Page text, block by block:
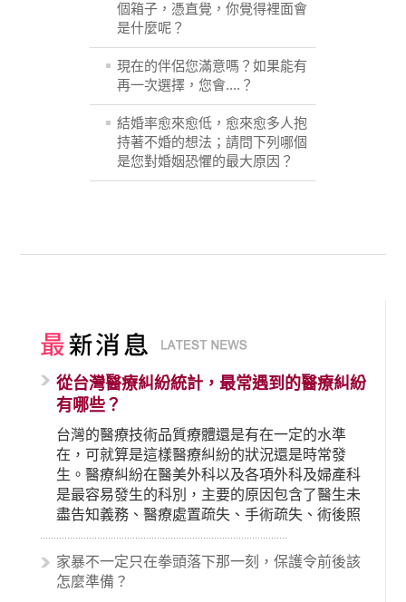
個箱子，憑直覺，你覺得裡面會
是什麼呢？
現在的伴侶您滿意嗎？如果能有
再一次選擇，您會....？
結婚率愈來愈低，愈來愈多人抱
持著不婚的想法；請問下列哪個
是您對婚姻恐懼的最大原因？
從台灣醫療糾紛統計，最常遇到的醫療糾紛
有哪些？
台灣的醫療技術品質療體還是有在一定的水準
在，可就算是這樣醫療糾紛的狀況還是時常發
生。醫療糾紛在醫美外科以及各項外科及婦產科
是最容易發生的科別，主要的原因包含了醫生未
盡告知義務、醫療處置疏失、手術疏失、術後照
顧失當、醫療費用的收取。雖然醫學進步，但醫
生與病患之間引起的糾紛還是經常發生。很多案
例中最後都走向訴訟流程，我們如果不幸遇到相
家暴不一定只在拳頭落下那一刻，保護令前後該
怎麼準備？